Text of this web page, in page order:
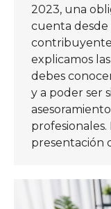
2023, una
cuenta desde
explicamos
debes
y a poder ser
profesionales.
presentación